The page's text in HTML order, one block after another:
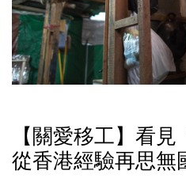
【關愛移工】看
從香港經驗再思無